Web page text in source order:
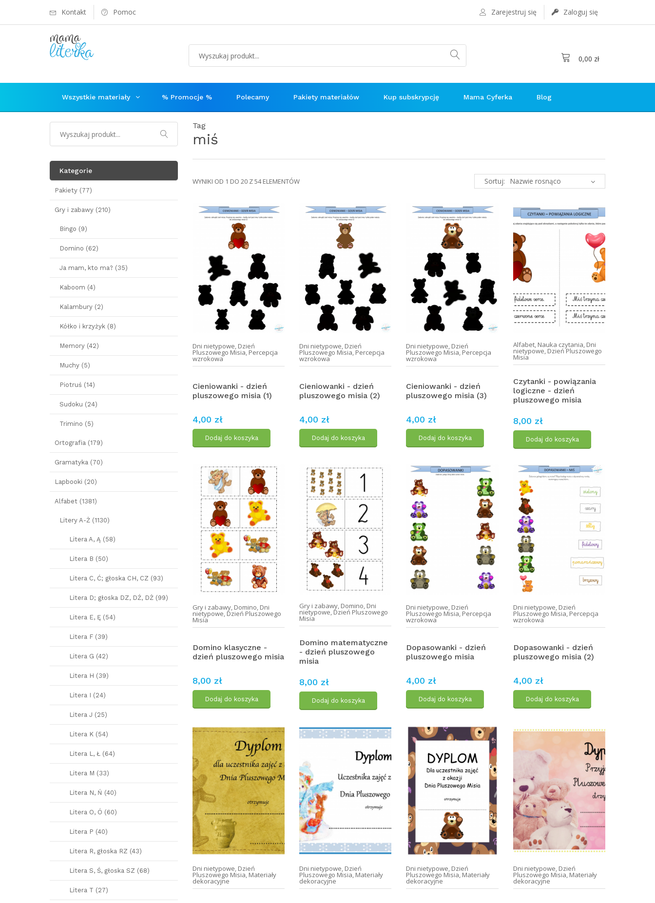
Kontakt Pomoc Zarejestruj się Zaloguj się
0,00 zł
Wszystkie materiały % Promocje % Polecamy Pakiety materiałów Kup subskrypcję Mama Cyferka Blog
Tag
miś
WYNIKI OD 1 DO 20 Z 54 ELEMENTÓW Sortuj:
Dni nietypowe, Dzień
Pluszowego Misia, Percepcja
wzrokowa
Cieniowanki - dzień
pluszowego misia (1)
4,00 zł
Dodaj do koszyka
Dni nietypowe, Dzień
Pluszowego Misia, Percepcja
wzrokowa
Cieniowanki - dzień
pluszowego misia (2)
4,00 zł
Dodaj do koszyka
Dni nietypowe, Dzień
Pluszowego Misia, Percepcja
wzrokowa
Cieniowanki - dzień
pluszowego misia (3)
4,00 zł
Dodaj do koszyka
Alfabet, Nauka czytania, Dni
nietypowe, Dzień Pluszowego
Misia
Czytanki - powiązania
logiczne - dzień
pluszowego misia
8,00 zł
Dodaj do koszyka
Gry i zabawy, Domino, Dni
nietypowe, Dzień Pluszowego
Misia
Domino klasyczne -
dzień pluszowego misia
8,00 zł
Dodaj do koszyka
Gry i zabawy, Domino, Dni
nietypowe, Dzień Pluszowego
Misia
Domino matematyczne
- dzień pluszowego
misia
8,00 zł
Dodaj do koszyka
Dni nietypowe, Dzień
Pluszowego Misia, Percepcja
wzrokowa
Dopasowanki - dzień
pluszowego misia
4,00 zł
Dodaj do koszyka
Dni nietypowe, Dzień
Pluszowego Misia, Percepcja
wzrokowa
Dopasowanki - dzień
pluszowego misia (2)
4,00 zł
Dodaj do koszyka
Dni nietypowe, Dzień
Pluszowego Misia, Materiały
dekoracyjne
Dni nietypowe, Dzień
Pluszowego Misia, Materiały
dekoracyjne
Dni nietypowe, Dzień
Pluszowego Misia, Materiały
dekoracyjne
Dni nietypowe, Dzień
Pluszowego Misia, Materiały
dekoracyjne
Kategorie
Pakiety (77)
Gry i zabawy (210)
Bingo (9)
Domino (62)
Ja mam, kto ma? (35)
Kaboom (4)
Kalambury (2)
Kółko i krzyżyk (8)
Memory (42)
Muchy (5)
Piotruś (14)
Sudoku (24)
Trimino (5)
Ortografia (179)
Gramatyka (70)
Lapbooki (20)
Alfabet (1381)
Litery A-Ż (1130)
Litera A, Ą (58)
Litera B (50)
Litera C, Ć; głoska CH, CZ (93)
Litera D; głoska DZ, DŹ, DŻ (99)
Litera E, Ę (54)
Litera F (39)
Litera G (42)
Litera H (39)
Litera I (24)
Litera J (25)
Litera K (54)
Litera L, Ł (64)
Litera M (33)
Litera N, Ń (40)
Litera O, Ó (60)
Litera P (40)
Litera R, głoska RZ (43)
Litera S, Ś, głoska SZ (68)
Litera T (27)